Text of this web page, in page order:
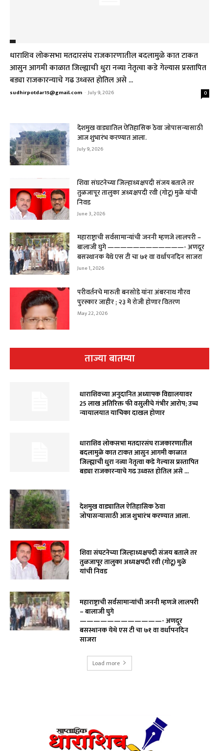
धाराशिव लोकसभा मतदारसंघ राजकारणातील बदलामुळे कात टाकत
आसुन आगमी काळात जिल्ह्याची धुरा नव्या नेतृत्वा कडे गेल्यास प्रस्तापित
बड्या राजकारन्याचे गढ उध्वस्त होतिल असे ...
sudhirpotdar15@gmail.com - July 9, 2026 0
देशमुख वाड्यातिल ऐतिहासिक ठेवा जोपासन्यासाठी
आज शुभारंभ करण्यात आला.
July 9, 2026
शिवा संघटनेच्या जिल्हाध्यक्षपदी संजय बताले तर
तुळजापूर तालुका अध्यक्षपदी रवी (गोटू) मुळे यांची
निवड
June 3, 2026
महाराष्ट्राची सर्वसामान्यांची जननी म्हणजे लालपरी –
बालाजी घुगे ————————————- अणदूर
बसस्थानक येथे एस टी चा ७१ वा वर्धापनदिन साजरा
June 1, 2026
परीवर्तनचे मारुती बनसोडे यांना अंबरनाथ गौरव
पुरस्कार जाहीर ; २३ मे रोजी होणार वितरण
May 22, 2026
ताज्या बातम्या
धाराशिवच्या अनुदानित अध्यापक विद्यालयावर
₹25 लाख अतिरिक्त फी वसुलीचे गंभीर आरोप; उच्च
न्यायालयात याचिका दाखल होणार
धाराशिव लोकसभा मतदारसंघ राजकारणातील
बदलामुळे कात टाकत आसुन आगमी काळात
जिल्ह्याची धुरा नव्या नेतृत्वा कडे गेल्यास प्रस्तापित
बड्या राजकारन्याचे गढ उध्वस्त होतिल असे ...
देशमुख वाड्यातिल ऐतिहासिक ठेवा
जोपासन्यासाठी आज शुभारंभ करण्यात आला.
शिवा संघटनेच्या जिल्हाध्यक्षपदी संजय बताले तर
तुळजापूर तालुका अध्यक्षपदी रवी (गोटू) मुळे
यांची निवड
महाराष्ट्राची सर्वसामान्यांची जननी म्हणजे लालपरी
– बालाजी घुगे
————————————- अणदूर
बसस्थानक येथे एस टी चा ७१ वा वर्धापनदिन
साजरा
Load more